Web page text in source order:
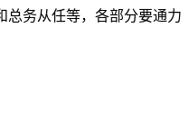
务从任等，各部分要通力